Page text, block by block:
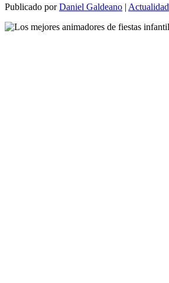
Publicado porDaniel Galdeano | Actualidad